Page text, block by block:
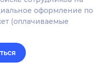
оформление по
(оплачиваемые